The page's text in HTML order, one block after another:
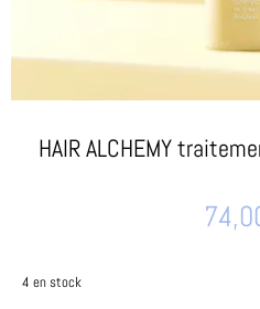
HAIR ALCHEMY
4 en stock